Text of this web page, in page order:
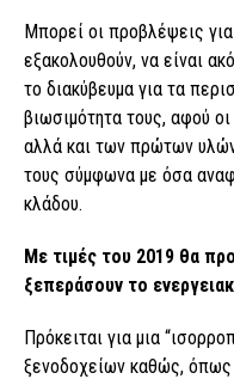
Μπορεί οι προβλέψεις
εξακολουθούν, να είναι
το διακύβευμα για τα
βιωσιμότητα τους, αφού
αλλά και των πρώτων
τους σύμφωνα με όσα
κλάδου.
Με τιμές του 2019 θα
ξεπεράσουν το
Πρόκειται για μια
ξενοδοχείων καθώς,